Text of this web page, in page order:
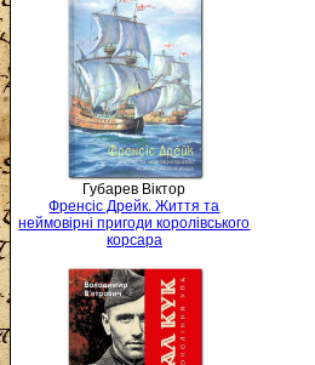
Губарев Віктор
Френсіс Дрейк. Життя та
неймовірні пригоди королівського
корсара